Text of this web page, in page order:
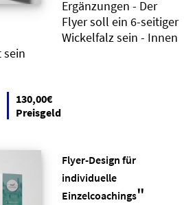
Ergänzungen - Der
Flyer soll ein 6-seitiger
Wickelfalz sein - Innen
sein
130,00€
Preisgeld
Flyer-Design für
individuelle
Einzelcoachings"